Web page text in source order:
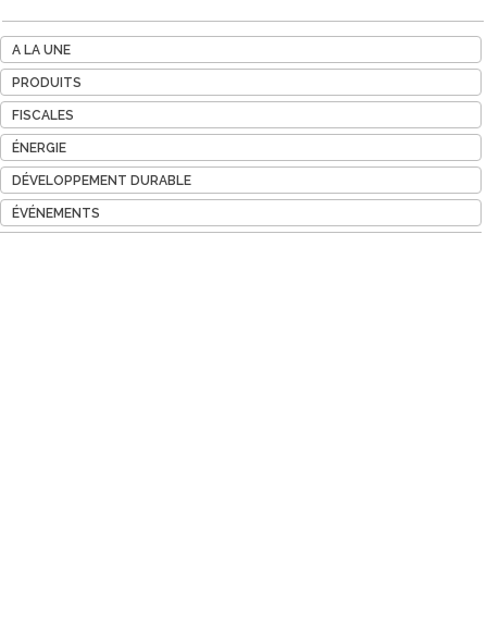
A LA UNE
PRODUITS
FISCALES
ÉNERGIE
DÉVELOPPEMENT DURABLE
ÉVÉNEMENTS